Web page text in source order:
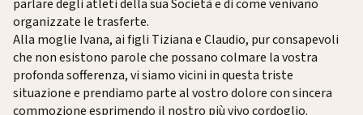
parlare degli atleti della sua Società e di come venivano
organizzate le trasferte.
Alla moglie Ivana, ai figli Tiziana e Claudio, pur consapevoli
che non esistono parole che possano colmare la vostra
profonda sofferenza, vi siamo vicini in questa triste
situazione e prendiamo parte al vostro dolore con sincera
commozione esprimendo il nostro più vivo cordoglio.